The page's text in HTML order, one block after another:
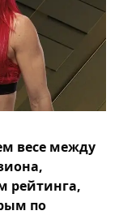
весе между
рейтинга,
по